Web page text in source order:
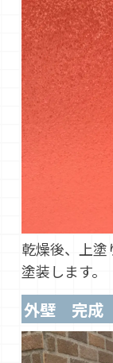
乾燥後、上塗
塗装します。
外壁 完成